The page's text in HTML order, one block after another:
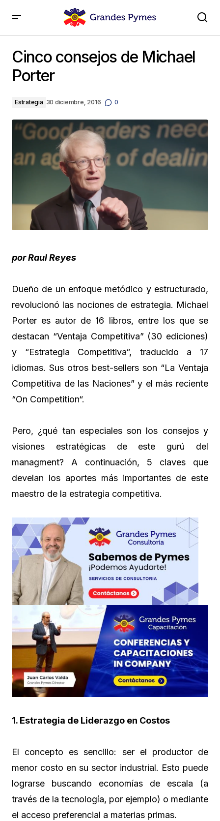
Cinco consejos de Michael
Porter
Estrategia 30 diciembre, 2016 0
por Raul Reyes
Dueño de un enfoque metódico y estructurado,
revolucionó las nociones de estrategia. Michael
Porter es autor de 16 libros, entre los que se
destacan “Ventaja Competitiva” (30 ediciones)
y “Estrategia Competitiva“, traducido a 17
idiomas. Sus otros best-sellers son “La Ventaja
Competitiva de las Naciones” y el más reciente
“On Competition“.
Pero, ¿qué tan especiales son los consejos y
visiones estratégicas de este gurú del
managment? A continuación, 5 claves que
develan los aportes más importantes de este
maestro de la estrategia competitiva.
1. Estrategia de Liderazgo en Costos
El concepto es sencillo: ser el productor de
menor costo en su sector industrial. Esto puede
lograrse buscando economías de escala (a
través de la tecnología, por ejemplo) o mediante
el acceso preferencial a materias primas.